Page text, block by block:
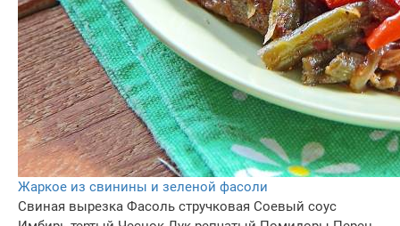
Жаркое из свинины и зеленой фасоли
Свиная вырезка Фасоль стручковая Соевый соус